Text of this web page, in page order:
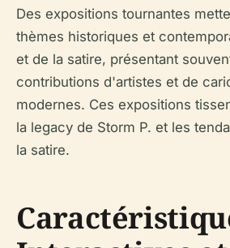
Des expositions tournantes
thèmes historiques et
et de la satire, présentant
contributions d'artistes et de
modernes. Ces expositions
la legacy de Storm P. et les
la satire.